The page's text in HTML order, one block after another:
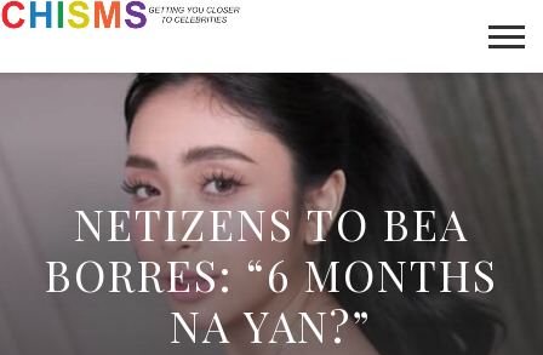
LIFESTYLE
GALLERY
ARTICLES
ABOUT
NETIZENS TO BEA
BORRES: “6 MONTHS
NA YAN?”